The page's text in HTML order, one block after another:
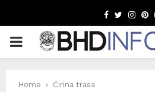
Facebook
Twitter
PRIMARY
Home Ćirina trasa